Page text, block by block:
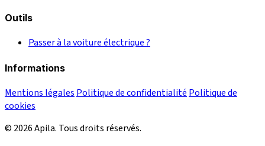
Outils
Passer à la voiture électrique ?
Informations
Mentions légales Politique de confidentialité Politique de
cookies
© 2026 Apila. Tous droits réservés.